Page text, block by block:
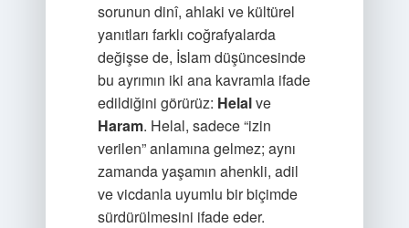
sorunun dinî, ahlaki ve kültürel
yanıtları farklı coğrafyalarda
değişse de, İslam düşüncesinde
bu ayrımın iki ana kavramla ifade
edildiğini görürüz: Helalve
Haram. Helal, sadece “izin
verilen” anlamına gelmez; aynı
zamanda yaşamın ahenkli, adil
ve vicdanla uyumlu bir biçimde
sürdürülmesini ifade eder.